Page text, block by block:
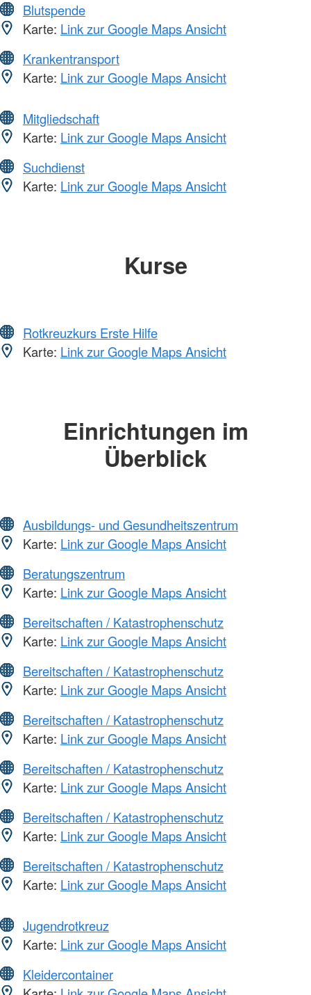
Blutspende
Karte: Link zur Google Maps Ansicht
Krankentransport
Karte: Link zur Google Maps Ansicht
Mitgliedschaft
Karte: Link zur Google Maps Ansicht
Suchdienst
Karte: Link zur Google Maps Ansicht
Kurse
Rotkreuzkurs Erste Hilfe
Karte: Link zur Google Maps Ansicht
Einrichtungen im
Überblick
Ausbildungs- und Gesundheitszentrum
Karte: Link zur Google Maps Ansicht
Beratungszentrum
Karte: Link zur Google Maps Ansicht
Bereitschaften / Katastrophenschutz
Karte: Link zur Google Maps Ansicht
Bereitschaften / Katastrophenschutz
Karte: Link zur Google Maps Ansicht
Bereitschaften / Katastrophenschutz
Karte: Link zur Google Maps Ansicht
Bereitschaften / Katastrophenschutz
Karte: Link zur Google Maps Ansicht
Bereitschaften / Katastrophenschutz
Karte: Link zur Google Maps Ansicht
Bereitschaften / Katastrophenschutz
Karte: Link zur Google Maps Ansicht
Jugendrotkreuz
Karte: Link zur Google Maps Ansicht
Kleidercontainer